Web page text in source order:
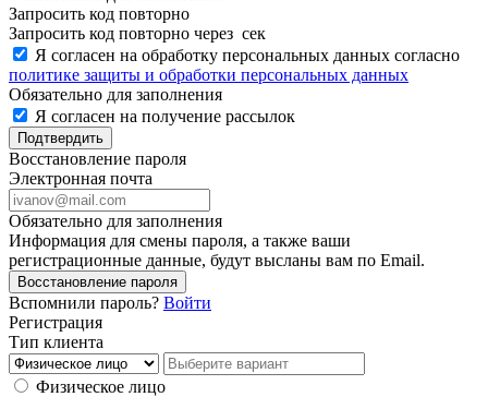
Запросить код повторно
Запросить код повторно через сек
Я согласен на обработку персональных данных согласно
политике защиты и обработки персональных данных
Обязательно для заполнения
Я согласен на получение рассылок
Подтвердить
Восстановление пароля
Электронная почта
Обязательно для заполнения
Информация для смены пароля, а также ваши
регистрационные данные, будут высланы вам по Email.
Восстановление пароля
Вспомнили пароль? Войти
Регистрация
Тип клиента
Физическое лицо